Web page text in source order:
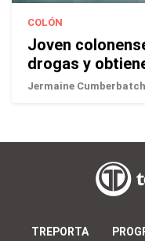
COLÓN
Joven
drogas y
Jermaine Cumberbatch
TREPORTA